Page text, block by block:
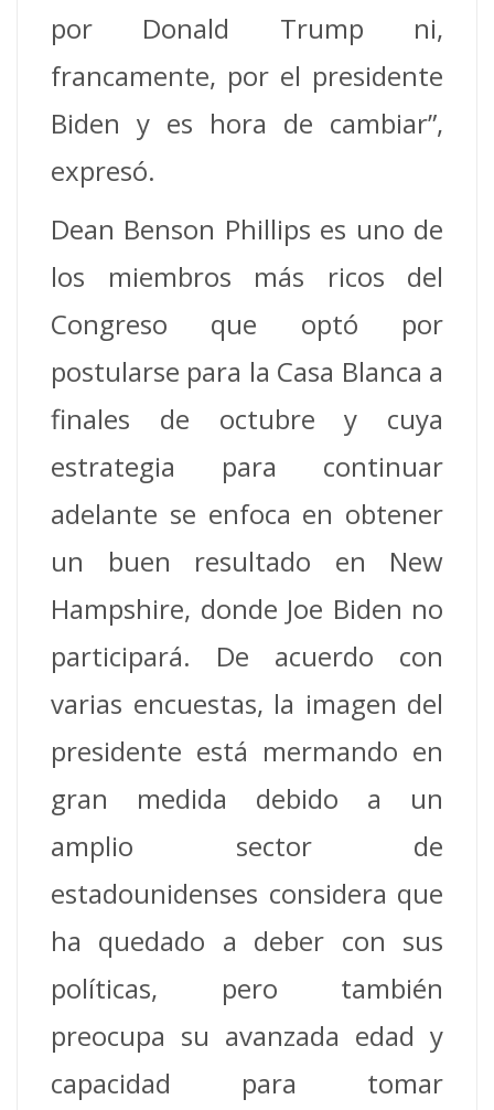
por Donald Trump ni,
francamente, por el presidente
Biden y es hora de cambiar”,
expresó.
Dean Benson Phillips es uno de
los miembros más ricos del
Congreso que optó por
postularse para la Casa Blanca a
finales de octubre y cuya
estrategia para continuar
adelante se enfoca en obtener
un buen resultado en New
Hampshire, donde Joe Biden no
participará. De acuerdo con
varias encuestas, la imagen del
presidente está mermando en
gran medida debido a un
amplio sector de
estadounidenses considera que
ha quedado a deber con sus
políticas, pero también
preocupa su avanzada edad y
capacidad para tomar